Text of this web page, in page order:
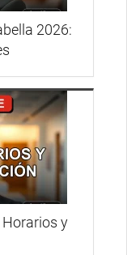
2026:
Horarios y